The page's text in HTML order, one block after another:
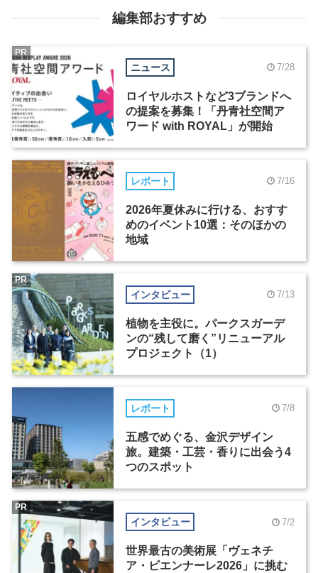
編集部おすすめ
ニュース 7/28
ロイヤルホストなど3ブランドへ
の提案を募集！「丹青社空間ア
ワード with ROYAL」が開始
PR
レポート 7/16
2026年夏休みに行ける、おすす
めのイベント10選：そのほかの
地域
インタビュー 7/13
植物を主役に。パークスガーデ
ンの“残して磨く”リニューアル
プロジェクト（1）
PR
レポート 7/8
五感でめぐる、金沢デザイン
旅。建築・工芸・香りに出会う4
つのスポット
インタビュー 7/2
世界最古の美術展「ヴェネチ
ア・ビエンナーレ2026」に挑む
PR